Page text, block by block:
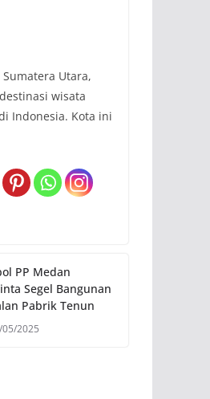
Utara,
wisata
Indonesia. Kota ini
PP Medan
Segel Bangunan
Pabrik Tenun
2025